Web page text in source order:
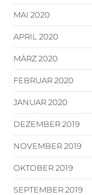
MAI 2020
APRIL 2020
MÄRZ 2020
FEBRUAR 2020
JANUAR 2020
DEZEMBER 2019
NOVEMBER 2019
OKTOBER 2019
SEPTEMBER 2019